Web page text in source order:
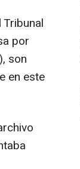
por
son
en este